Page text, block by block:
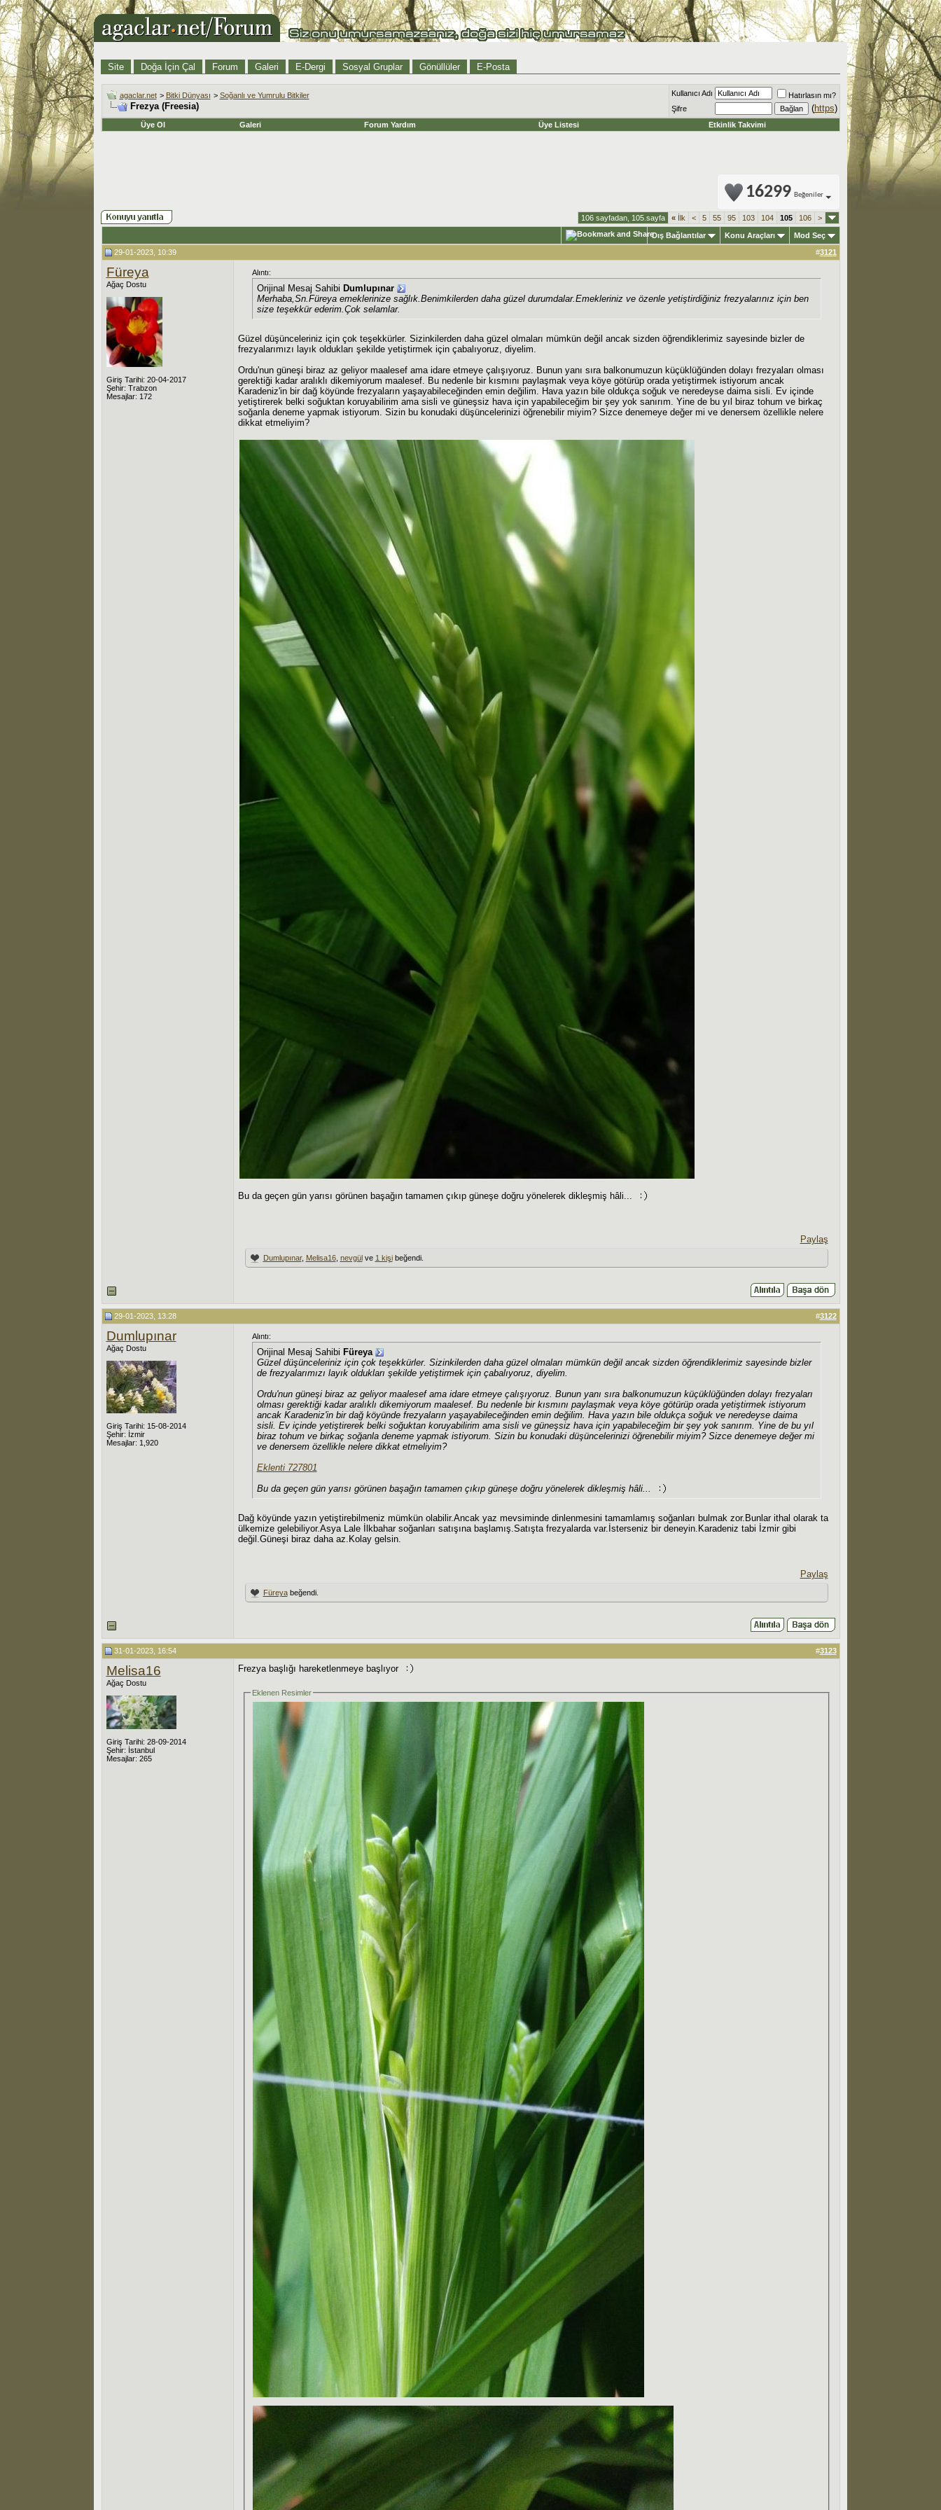
Site Doğa İçin Çal Forum Galeri E-Dergi Sosyal Gruplar Gönüllüler E-Posta
agaclar.net > Bitki Dünyası > Soğanlı ve Yumrulu Bitkiler
Frezya (Freesia)
Kullanıcı Adı
Hatırlasın mı?
Şifre
(https)
Üye Ol Galeri Forum Yardım Üye Listesi Etkinlik Takvimi
16299 Beğeniler
106 sayfadan, 105.sayfa « İlk < 5 55 95 103 104 105 106 >
Dış Bağlantılar Konu Araçları
Mod Seç
29-01-2023, 10:39
#3121
Füreya
Ağaç Dostu
Giriş Tarihi: 20-04-2017
Şehir: Trabzon
Mesajlar: 172
Alıntı:
Orijinal Mesaj Sahibi Dumlupınar
Merhaba,Sn.Füreya emeklerinize sağlık.Benimkilerden daha güzel durumdalar.Emekleriniz ve özenle yetiştirdiğiniz frezyalarınız için ben
size teşekkür ederim.Çok selamlar.
Güzel düşünceleriniz için çok teşekkürler. Sizinkilerden daha güzel olmaları mümkün değil ancak sizden öğrendiklerimiz sayesinde bizler de
frezyalarımızı layık oldukları şekilde yetiştirmek için çabalıyoruz, diyelim.
Ordu'nun güneşi biraz az geliyor maalesef ama idare etmeye çalışıyoruz. Bunun yanı sıra balkonumuzun küçüklüğünden dolayı frezyaları olması
gerektiği kadar aralıklı dikemiyorum maalesef. Bu nedenle bir kısmını paylaşmak veya köye götürüp orada yetiştirmek istiyorum ancak
Karadeniz'in bir dağ köyünde frezyaların yaşayabileceğinden emin değilim. Hava yazın bile oldukça soğuk ve neredeyse daima sisli. Ev içinde
yetiştirerek belki soğuktan koruyabilirim ama sisli ve güneşsiz hava için yapabileceğim bir şey yok sanırım. Yine de bu yıl biraz tohum ve birkaç
soğanla deneme yapmak istiyorum. Sizin bu konudaki düşüncelerinizi öğrenebilir miyim? Sizce denemeye değer mi ve denersem özellikle nelere
dikkat etmeliyim?
Bu da geçen gün yarısı görünen başağın tamamen çıkıp güneşe doğru yönelerek dikleşmiş hâli...
Paylaş
Dumlupınar, Melisa16, nevgülve 1 kişibeğendi.
29-01-2023, 13:28 #3122
Dumlupınar
Ağaç Dostu
Giriş Tarihi: 15-08-2014
Şehir: İzmir
Mesajlar: 1,920
Alıntı:
Orijinal Mesaj Sahibi Füreya
Güzel düşünceleriniz için çok teşekkürler. Sizinkilerden daha güzel olmaları mümkün değil ancak sizden öğrendiklerimiz sayesinde bizler
de frezyalarımızı layık oldukları şekilde yetiştirmek için çabalıyoruz, diyelim.
Ordu'nun güneşi biraz az geliyor maalesef ama idare etmeye çalışıyoruz. Bunun yanı sıra balkonumuzun küçüklüğünden dolayı frezyaları
olması gerektiği kadar aralıklı dikemiyorum maalesef. Bu nedenle bir kısmını paylaşmak veya köye götürüp orada yetiştirmek istiyorum
ancak Karadeniz'in bir dağ köyünde frezyaların yaşayabileceğinden emin değilim. Hava yazın bile oldukça soğuk ve neredeyse daima
sisli. Ev içinde yetiştirerek belki soğuktan koruyabilirim ama sisli ve güneşsiz hava için yapabileceğim bir şey yok sanırım. Yine de bu yıl
biraz tohum ve birkaç soğanla deneme yapmak istiyorum. Sizin bu konudaki düşüncelerinizi öğrenebilir miyim? Sizce denemeye değer mi
ve denersem özellikle nelere dikkat etmeliyim?
Eklenti 727801
Bu da geçen gün yarısı görünen başağın tamamen çıkıp güneşe doğru yönelerek dikleşmiş hâli...
Dağ köyünde yazın yetiştirebilmeniz mümkün olabilir.Ancak yaz mevsiminde dinlenmesini tamamlamış soğanları bulmak zor.Bunlar ithal olarak ta
ülkemize gelebiliyor.Asya Lale İlkbahar soğanları satışına başlamış.Satışta frezyalarda var.İsterseniz bir deneyin.Karadeniz tabi İzmir gibi
değil.Güneşi biraz daha az.Kolay gelsin.
Paylaş
Füreyabeğendi.
31-01-2023, 16:54 #3123
Melisa16
Ağaç Dostu
Giriş Tarihi: 28-09-2014
Şehir: İstanbul
Mesajlar: 265
Frezya başlığı hareketlenmeye başlıyor
Eklenen Resimler